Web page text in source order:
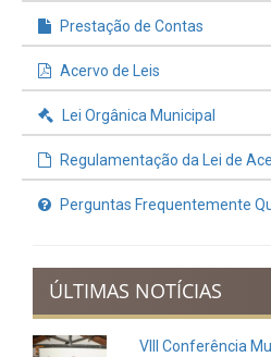
Processos de Licitação
Contratos e Termos Aditivos
Demonstrativos Fiscais
Planejamento Orçamentário
Prestação de Contas
Lei Orgânica Municipal
Regulamentação da Lei de